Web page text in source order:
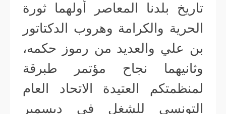
تاريخ بلدنا المعاصر أولهما ثورة
الحرية والكرامة وهروب الدكتاتور
بن علي والعديد من رموز حكمه،
وثانيهما نجاح مؤتمر طبرقة
لمنظمتكم العتيدة الاتحاد العام
التونسي للشغل في ديسمبر